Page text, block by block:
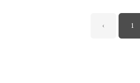
‹ 1